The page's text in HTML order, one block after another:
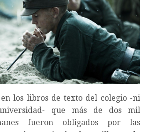
los libros de texto del colegio -ni
que más de dos mil
fueron obligados por las